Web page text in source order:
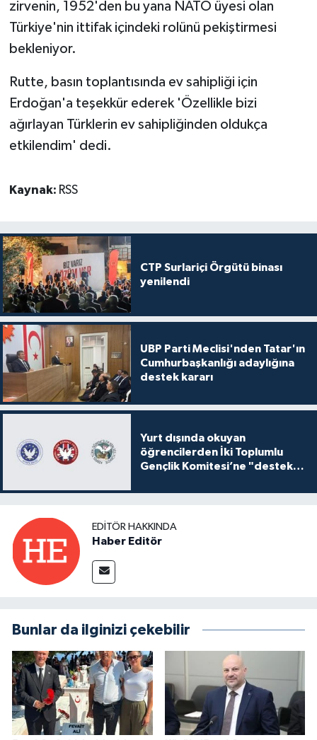
zirvenin, 1952'den bu yana NATO üyesi olan
Türkiye'nin ittifak içindeki rolünü pekiştirmesi
bekleniyor.
Rutte, basın toplantısında ev sahipliği için
Erdoğan'a teşekkür ederek 'Özellikle bizi
ağırlayan Türklerin ev sahipliğinden oldukça
etkilendim' dedi.
Kaynak: RSS
CTP Surlariçi Örgütü binası
yenilendi
UBP Parti Meclisi'nden Tatar'ın
Cumhurbaşkanlığı adaylığına
destek kararı
Yurt dışında okuyan
öğrencilerden İki Toplumlu
Gençlik Komitesi’ne "destek
EDITÖR HAKKINDA
Haber Editör
Bunlar da ilginizi çekebilir